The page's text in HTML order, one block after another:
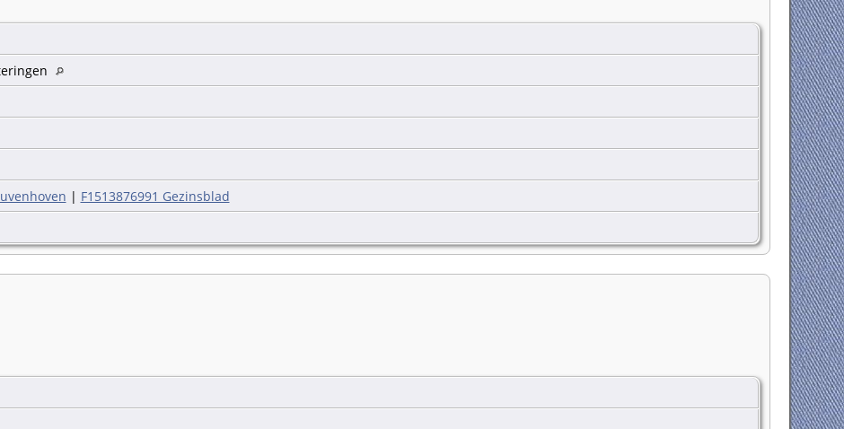
| F1513876991 Gezinsblad